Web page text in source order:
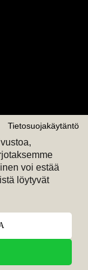
Tietosuojakäytäntö
voi estää
löytyvät
meitä